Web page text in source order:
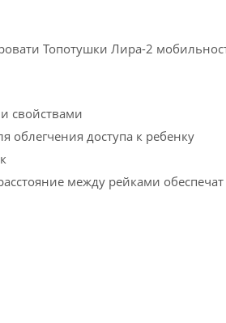
Топотушки Лира-2
свойствами
облегчения доступа к ребенку
между рейками обеспечат